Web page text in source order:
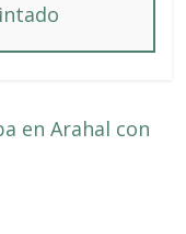
en Arahal con